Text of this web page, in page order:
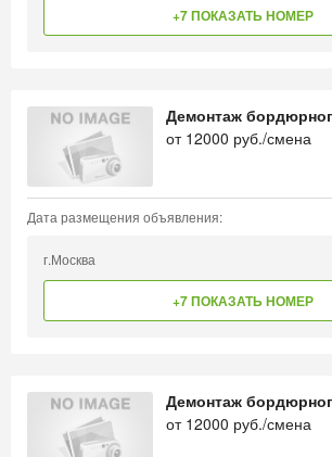
+7 ПОКАЗАТЬ НОМЕР
Демонтаж
от 12000 руб./смена
Дата размещения объявления:
г.Москва
+7 ПОКАЗАТЬ НОМЕР
Демонтаж
от 12000 руб./смена